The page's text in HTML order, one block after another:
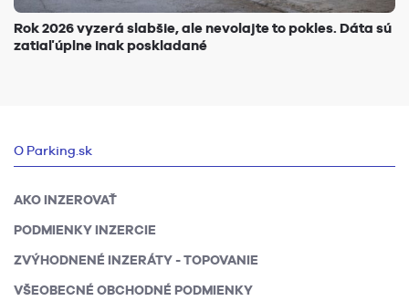
Rok 2026 vyzerá slabšie, ale nevolajte to pokles. Dáta sú
zatiaľ úplne inak poskladané
O Parking.sk
AKO INZEROVAŤ
PODMIENKY INZERCIE
ZVÝHODNENÉ INZERÁTY - TOPOVANIE
VŠEOBECNÉ OBCHODNÉ PODMIENKY